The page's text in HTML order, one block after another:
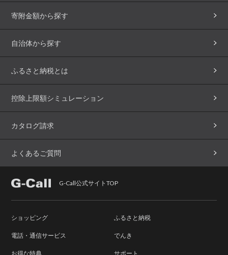
寄附金額から探す
自治体から探す
ふるさと納税とは
控除上限額シミュレーション
カタログ請求
よくあるご質問
G-Call公式サイトTOP
ショッピング ふるさと納税
電話・通信サービス でんき
お得な特典 サポート